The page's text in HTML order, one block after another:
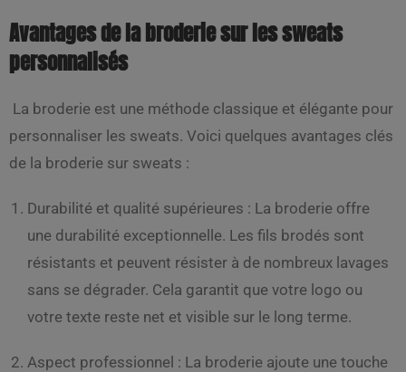
Avantages de la broderie sur les sweats
personnalisés
La broderie est une méthode classique et élégante pour
personnaliser les sweats. Voici quelques avantages clés
de la broderie sur sweats :
Durabilité et qualité supérieures : La broderie offre
une durabilité exceptionnelle. Les fils brodés sont
résistants et peuvent résister à de nombreux lavages
sans se dégrader. Cela garantit que votre logo ou
votre texte reste net et visible sur le long terme.
Aspect professionnel : La broderie ajoute une touche